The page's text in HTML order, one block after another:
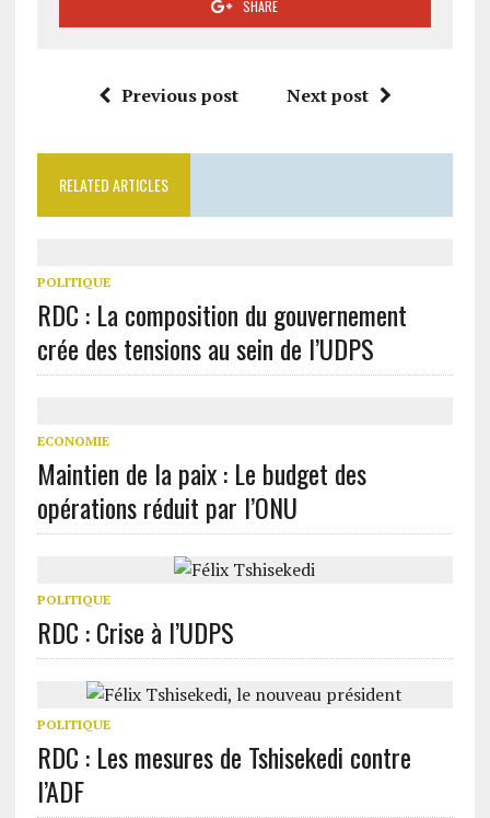
SHARE
Previous post Next post
RELATED ARTICLES
POLITIQUE
RDC : La composition du gouvernement
crée des tensions au sein de l’UDPS
ECONOMIE
Maintien de la paix : Le budget des
opérations réduit par l’ONU
POLITIQUE
RDC : Crise à l’UDPS
POLITIQUE
RDC : Les mesures de Tshisekedi contre
l’ADF